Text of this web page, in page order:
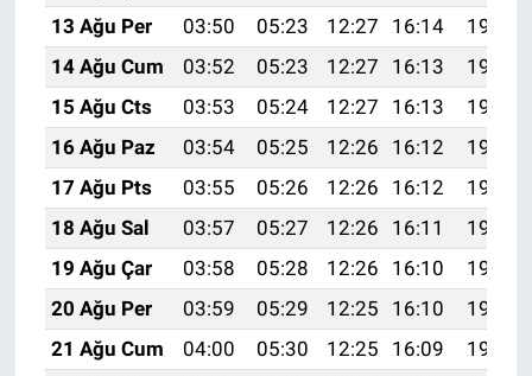
13 Ağu Per
03:50 05:23 12:27 16:14
19:21
14 Ağu Cum
03:52 05:23 12:27 16:13
19:20
15 Ağu Cts
03:53 05:24 12:27 16:13
19:19
16 Ağu Paz
03:54 05:25 12:26 16:12
19:17
17 Ağu Pts
03:55 05:26 12:26 16:12
19:16
18 Ağu Sal
03:57 05:27 12:26 16:11
19:15
19 Ağu Çar
03:58 05:28 12:26 16:10
19:13
20 Ağu Per
03:59 05:29 12:25 16:10
19:12
21 Ağu Cum
04:00 05:30 12:25 16:09
19:11